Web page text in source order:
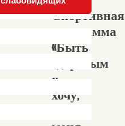
Спортивная
программа
«Быть
здоровым
я
хочу,